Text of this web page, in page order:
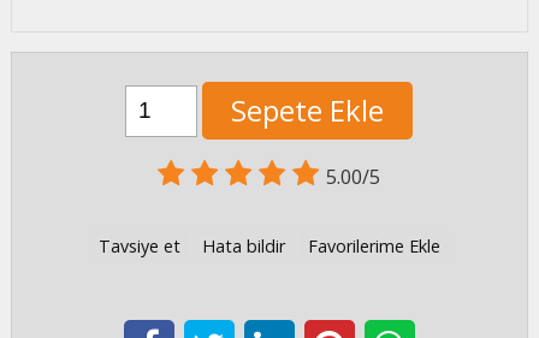
Sepete Ekle
5.00/5
Tavsiye et Hata bildir Favorilerime Ekle